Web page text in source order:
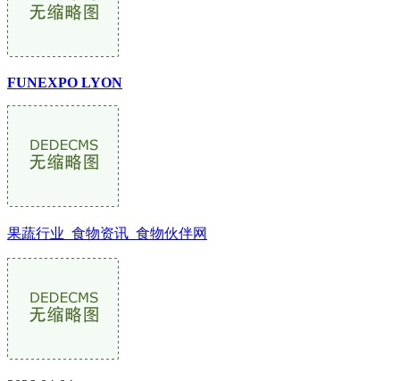
FUNEXPO LYON
果蔬行业_食物资讯_食物伙伴网